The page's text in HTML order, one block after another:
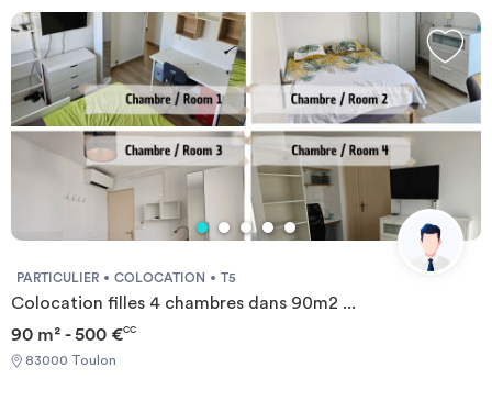
PARTICULIER COLOCATION T5
Colocation filles 4 chambres dans 90m2 ...
90 m² - 500 €CC
83000 Toulon